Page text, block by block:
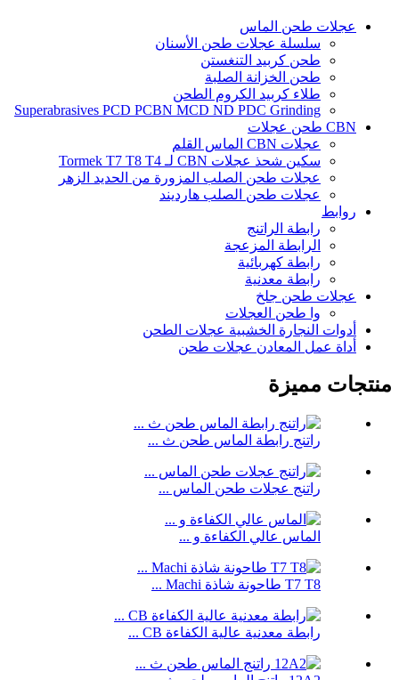
عجلات طحن الماس
سلسلة عجلات طحن الأسنان
طحن كربيد التنغستن
طحن الخزانة الصلبة
طلاء كربيد الكروم الطحن
Superabrasives PCD PCBN MCD ND PDC Grinding
CBN طحن عجلات
عجلات CBN الماس القلم
سكين شحذ عجلات CBN لـ Tormek T7 T8 T4
عجلات طحن الصلب المزورة من الحديد الزهر
عجلات طحن الصلب هارديند
روابط
رابطة الراتنج
الرابطة المزعجة
رابطة كهربائية
رابطة معدنية
عجلات طحن جلخ
وا طحن العجلات
أدوات النجارة الخشبية عجلات الطحن
أداة عمل المعادن عجلات طحن
منتجات مميزة
راتنج رابطة الماس طحن ث ...
راتنج عجلات طحن الماس ...
الماس عالي الكفاءة و ...
T7 T8 طاحونة شاذة Machi ...
رابطة معدنية عالية الكفاءة CB ...